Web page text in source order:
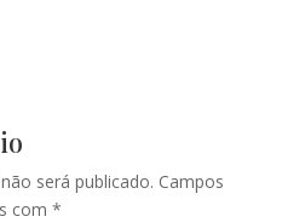
será publicado. Campos
com *